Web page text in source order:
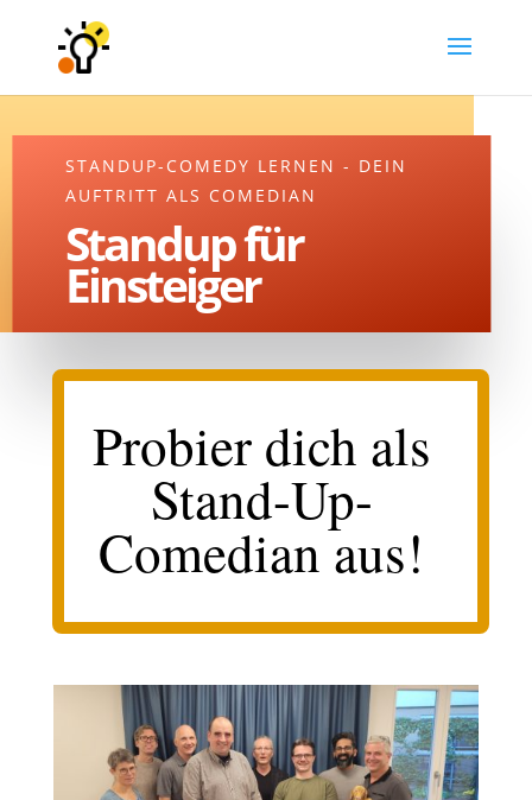
STANDUP-COMEDY LERNEN - DEIN
AUFTRITT ALS COMEDIAN
Standup für
Einsteiger
Probier dich als
Stand-Up-
Comedian aus!